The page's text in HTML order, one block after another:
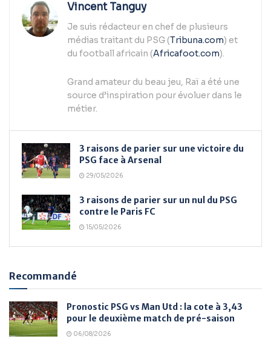
Vincent Tanguy
Je suis rédacteur en chef de plusieurs
médias traitant du PSG (Tribuna.com) et
du football africain (Africafoot.com).
Grand amateur du beau jeu, Raï a été une
source d’inspiration pour évoluer dans le
métier.
3 raisons de parier sur une victoire du
PSG face à Arsenal
29/05/2026
3 raisons de parier sur un nul du PSG
contre le Paris FC
15/05/2026
Recommandé
Pronostic PSG vs Man Utd : la cote à 3,43
pour le deuxième match de pré-saison
06/08/2026